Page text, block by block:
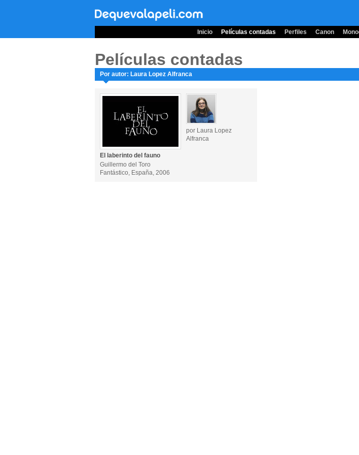
Inicio Películas contadas Perfiles Canon
Películas contadas
Por autor: Laura Lopez Alfranca
por Laura Lopez
Alfranca
El laberinto del fauno
Guillermo del Toro
Fantástico, España, 2006